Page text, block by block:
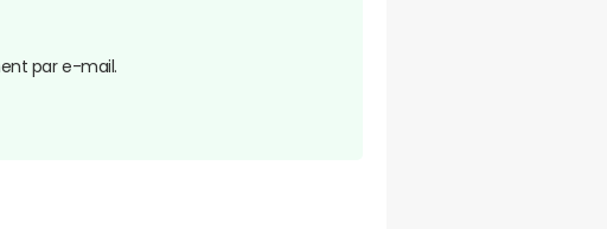
par e-mail.